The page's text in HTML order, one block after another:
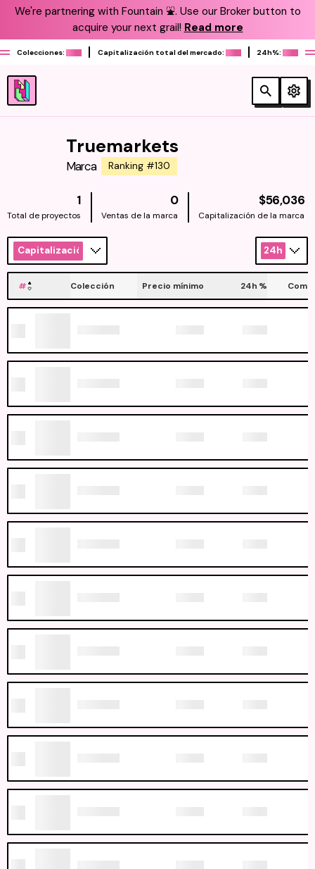
We're partnering with Fountain ⛲️. Use our Broker button to
acquire your next grail! Read more
Colecciones: Capitalización total del mercado: 24h%:
Truemarkets
Marca Ranking #130
1
Total de proyectos
0
Ventas de la marca
$56,036
Capitalización de la marca
Capitalización 24h
# Colección Precio mínimo 24h %